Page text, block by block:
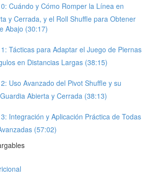
Cuándo y Cómo Romper la Línea en
y Cerrada, y el Roll Shuffle para Obtener
Abajo (30:17)
Tácticas para Adaptar el Juego de Piernas
en Distancias Largas (38:15)
Uso Avanzado del Pivot Shuffle y su
Abierta y Cerrada (38:13)
Integración y Aplicación Práctica de Todas
(57:02)